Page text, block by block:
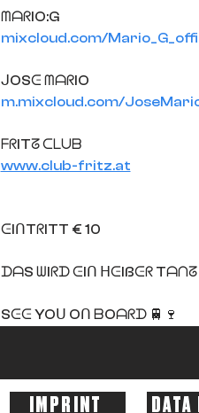
ᗰᗩᖇIO:G
mixcloud.com/
ᒍOSᕮ ᗰᗩᖇIO
m.mixcloud.com/
ᖴᖇITᘔ ᑕᒪᑌᗷ
www.club-fritz.at
ᕮIᑎTᖇITT € 10
ᗪᗩS ᗯIᖇᗪ ᕮIᑎ ᕼᕮIßᕮᖇ
Sᕮᕮ YOᑌ Oᑎ ᗷOᗩᖇᗪ 🚆🍷
IMPRINT